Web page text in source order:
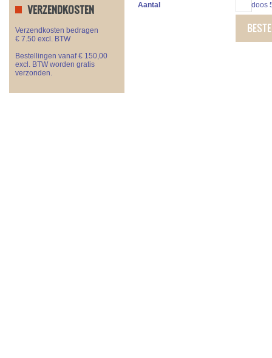
VERZENDKOSTEN
Verzendkosten bedragen
€ 7.50 excl. BTW
Bestellingen vanaf € 150,00
excl. BTW worden gratis
verzonden.
Aantal
doos